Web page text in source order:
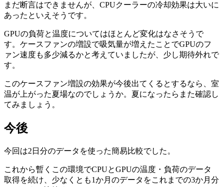
まだ断言はできませんが、CPUクーラーの冷却効果は大いに
あったといえそうです。
GPUの負荷と温度についてはほとんど変化はなさそうで
す。ケースファンの増設で吸気量が増えたことでGPUのフ
ァン速度も多少減るかと考えていましたが、少し期待外れで
す。
このケースファン増設の効果が今後出てくるとするなら、室
温が上がった夏場なのでしょうか。夏になったらまた確認し
てみましょう。
今後
今回は2日分のデータを使った簡易比較でした。
これから暫くこの環境でCPUとGPUの温度・負荷のデータ
取得を続け、少なくとも1か月のデータをこれまでの3か月分